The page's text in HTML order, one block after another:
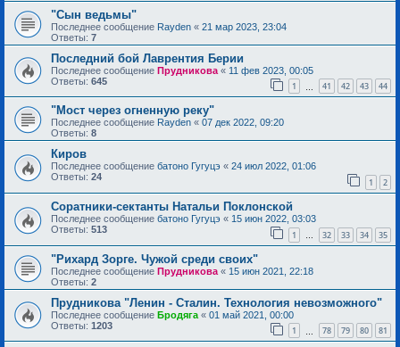
"Сын ведьмы"
Последнее сообщение Rayden « 21 мар 2023, 23:04
Ответы: 7
Последний бой Лаврентия Берии
Последнее сообщение Прудникова « 11 фев 2023, 00:05
Ответы: 645 1 41 42 43 44
"Мост через огненную реку"
Последнее сообщение Rayden « 07 дек 2022, 09:20
Ответы: 8
Киров
Последнее сообщение батоно Гугуцэ « 24 июл 2022, 01:06
Ответы: 24 1 2
Соратники-сектанты Натальи Поклонской
Последнее сообщение батоно Гугуцэ « 15 июн 2022, 03:03
Ответы: 513 1 … 32 33 34 35
"Рихард Зорге. Чужой среди своих"
Последнее сообщение Прудникова « 15 июн 2021, 22:18
Ответы: 2
Прудникова "Ленин - Сталин. Технология невозможного"
Последнее сообщение Бродяга « 01 май 2021, 00:00
Ответы: 1203 1 78 79 80 81